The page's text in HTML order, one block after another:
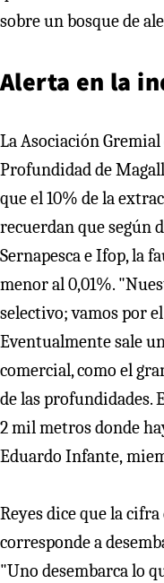
sobre un bosque de
Alerta en la
La Asociación Gremial
Profundidad de
que el 10% de la
recuerdan que según
Sernapesca e Ifop, la
menor al 0,01%.
selectivo; vamos por
Eventualmente sale
comercial, como el
de las profundidades.
2 mil metros donde
Eduardo Infante,
Reyes dice que la
corresponde a
"Uno desembarca lo